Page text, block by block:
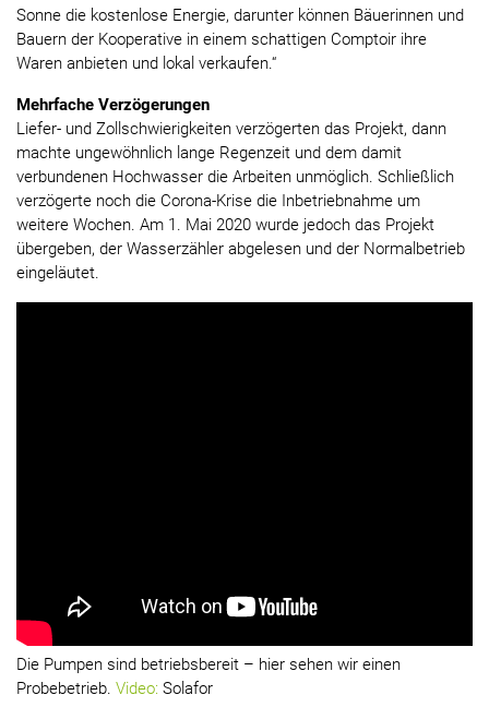
Sonne die kostenlose Energie, darunter können Bäuerinnen und
Bauern der Kooperative in einem schattigen Comptoir ihre
Waren anbieten und lokal verkaufen.“
Mehrfache Verzögerungen
Liefer- und Zollschwierigkeiten verzögerten das Projekt, dann
machte ungewöhnlich lange Regenzeit und dem damit
verbundenen Hochwasser die Arbeiten unmöglich. Schließlich
verzögerte noch die Corona-Krise die Inbetriebnahme um
weitere Wochen. Am 1. Mai 2020 wurde jedoch das Projekt
übergeben, der Wasserzähler abgelesen und der Normalbetrieb
eingeläutet.
Die Pumpen sind betriebsbereit – hier sehen wir einen
Probebetrieb. Video: Solafor